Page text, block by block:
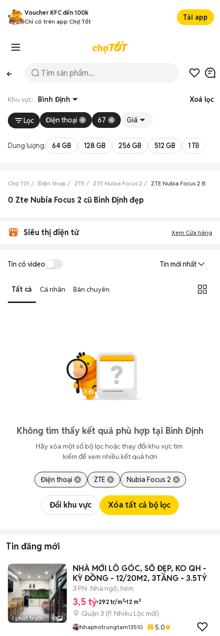
Voucher KFC đến 100k
Chỉ có trên app Chợ Tốt
Tải app
Khu vực: Bình Định Xoá lọc
Lọc Điện thoại 67 Giá
Dung lượng: 64 GB 128 GB 256 GB 512 GB 1 TB
Chợ Tốt Điện thoại ZTE ZTE Nubia Focus 2 ZTE Nubia Focus 2 Bình
0 Zte Nubia Focus 2 cũ Bình Định đẹp
Siêu thị điện tử Xem Cửa hàng
Tin có video Tin mới nhất
Tất cả Cá nhân Bán chuyên
Không tìm thấy kết quả phù hợp tại Bình Định
Hãy xóa một số bộ lọc hoặc thay đổi khu vực tìm
kiếm để xem nhiều kết quả hơn
Điện thoại ZTE Nubia Focus 2
Đổi khu vực Xóa tất cả bộ lọc
Tin đăng mới
1 phút trước 10
NHÀ MỚI LÔ GÓC, SỔ ĐẸP, KO QH -
KỲ ĐỒNG - 12/20M2, 3TẦNG - 3.5TỶ
3 PN Nhà ngõ, hẻm
3,5 tỷ 292 tr/m² 12 m²
Quận 3 (P. Nhiêu Lộc mới)
Nhaphotrungtam13510 5.0